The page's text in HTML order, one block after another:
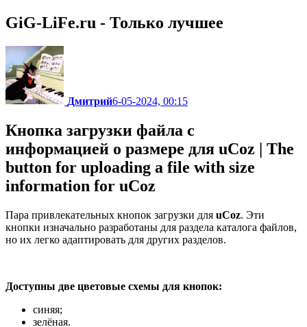
GiG-LiFe.ru - Только лучшее
Дмитрий6-05-2024, 00:15
Кнопка загрузки файла с
информацией о размере для uCoz | The
button for uploading a file with size
information for uCoz
Пара привлекательных кнопок загрузки для uCoz. Эти
кнопки изначально разработаны для раздела каталога файлов,
но их легко адаптировать для других разделов.
Доступны две цветовые схемы для кнопок:
синяя;
зелёная.